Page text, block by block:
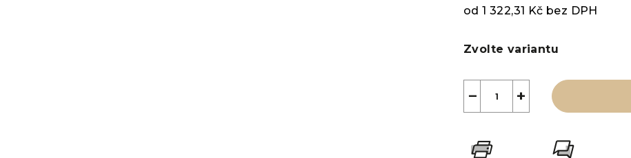
od1 322,31 Kč bez DPH
cena:
Zvolte variantu
+
−